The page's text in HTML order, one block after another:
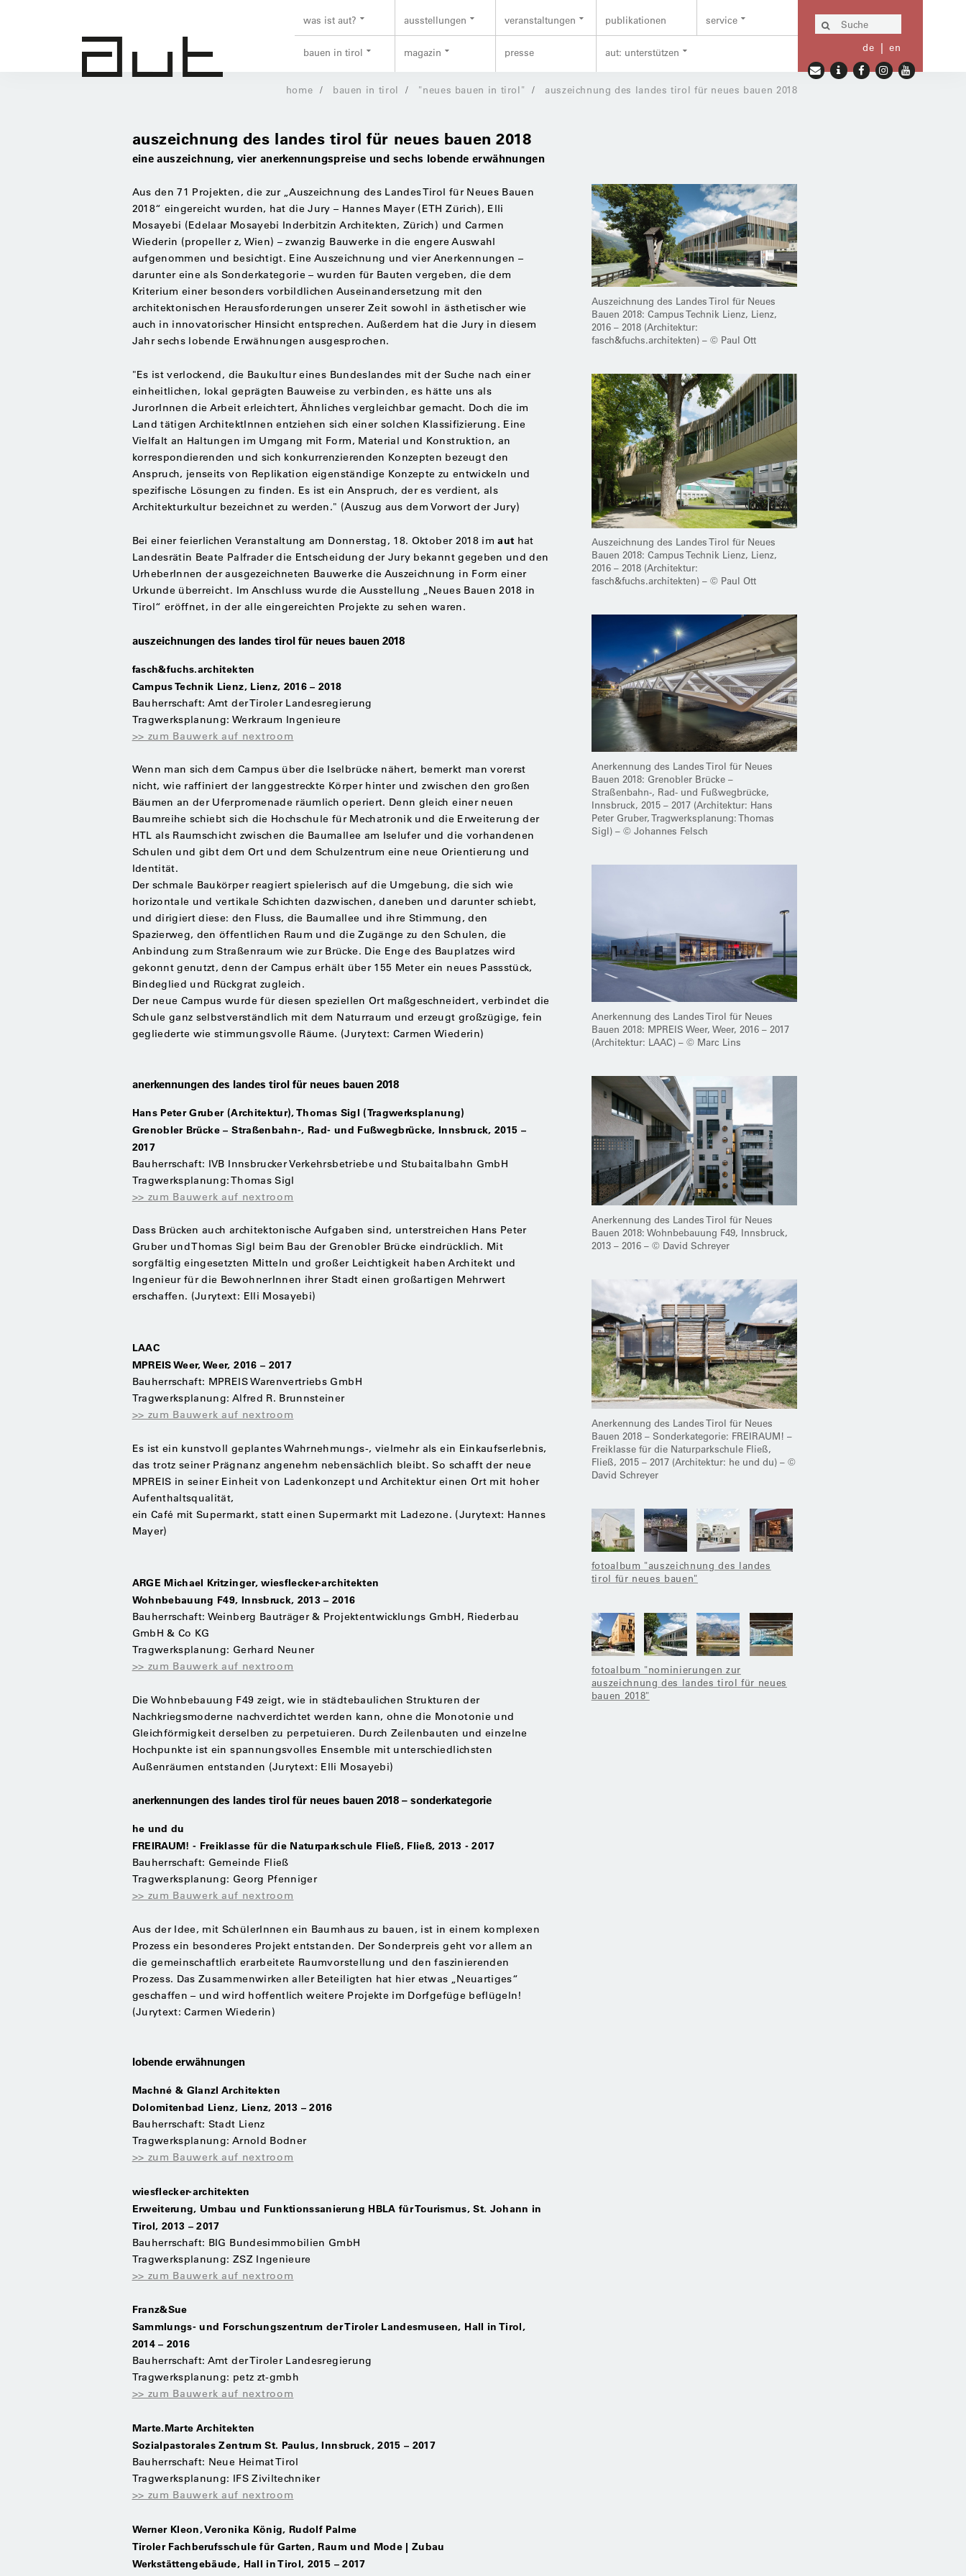
de en
was ist aut? ausstellungen veranstaltungen publikationen service
bauen in tirol magazin presse aut: unterstützen
home bauen in tirol "neues bauen in tirol" auszeichnung des landes tirol für neues bauen 2018
auszeichnung des landes tirol für neues bauen 2018
eine auszeichnung, vier anerkennungspreise und sechs lobende erwähnungen
Auszeichnung des Landes Tirol für Neues
Bauen 2018: Campus Technik Lienz, Lienz,
2016 – 2018 (Architektur:
fasch&fuchs.architekten) – © Paul Ott
Aus den 71 Projekten, die zur „Auszeichnung des Landes Tirol für Neues Bauen
2018“ eingereicht wurden, hat die Jury – Hannes Mayer (ETH Zürich), Elli
Mosayebi (Edelaar Mosayebi Inderbitzin Architekten, Zürich) und Carmen
Wiederin (propeller z, Wien) – zwanzig Bauwerke in die engere Auswahl
aufgenommen und besichtigt. Eine Auszeichnung und vier Anerkennungen –
darunter eine als Sonderkategorie – wurden für Bauten vergeben, die dem
Kriterium einer besonders vorbildlichen Auseinandersetzung mit den
architektonischen Herausforderungen unserer Zeit sowohl in ästhetischer wie
auch in innovatorischer Hinsicht entsprechen. Außerdem hat die Jury in diesem
Jahr sechs lobende Erwähnungen ausgesprochen.
"Es ist verlockend, die Baukultur eines Bundeslandes mit der Suche nach einer
einheitlichen, lokal geprägten Bauweise zu verbinden, es hätte uns als
JurorInnen die Arbeit erleichtert, Ähnliches vergleichbar gemacht. Doch die im
Land tätigen ArchitektInnen entziehen sich einer solchen Klassifizierung. Eine
Vielfalt an Haltungen im Umgang mit Form, Material und Konstruktion, an
korrespondierenden und sich konkurrenzierenden Konzepten bezeugt den
Anspruch, jenseits von Replikation eigenständige Konzepte zu entwickeln und
spezifische Lösungen zu finden. Es ist ein Anspruch, der es verdient, als
Architekturkultur bezeichnet zu werden." (Auszug aus dem Vorwort der Jury)
Bei einer feierlichen Veranstaltung am Donnerstag, 18. Oktober 2018 imauthat
Landesrätin Beate Palfrader die Entscheidung der Jury bekannt gegeben und den
UrheberInnen der ausgezeichneten Bauwerke die Auszeichnung in Form einer
Urkunde überreicht. Im Anschluss wurde die Ausstellung „Neues Bauen 2018 in
Tirol“ eröffnet, in der alle eingereichten Projekte zu sehen waren.
auszeichnungen des landes tirol für neues bauen 2018
fasch&fuchs.architekten
Campus Technik Lienz, Lienz, 2016 – 2018
Bauherrschaft: Amt der Tiroler Landesregierung
Tragwerksplanung: Werkraum Ingenieure
>> zum Bauwerk auf nextroom
Wenn man sich dem Campus über die Iselbrücke nähert, bemerkt man vorerst
nicht, wie raffiniert der langgestreckte Körper hinter und zwischen den großen
Bäumen an der Uferpromenade räumlich operiert. Denn gleich einer neuen
Baumreihe schiebt sich die Hochschule für Mechatronik und die Erweiterung der
HTL als Raumschicht zwischen die Baumallee am Iselufer und die vorhandenen
Schulen und gibt dem Ort und dem Schulzentrum eine neue Orientierung und
Identität.
Der schmale Baukörper reagiert spielerisch auf die Umgebung, die sich wie
horizontale und vertikale Schichten dazwischen, daneben und darunter schiebt,
und dirigiert diese: den Fluss, die Baumallee und ihre Stimmung, den
Spazierweg, den öffentlichen Raum und die Zugänge zu den Schulen, die
Anbindung zum Straßenraum wie zur Brücke. Die Enge des Bauplatzes wird
gekonnt genutzt, denn der Campus erhält über 155 Meter ein neues Passstück,
Bindeglied und Rückgrat zugleich.
Der neue Campus wurde für diesen speziellen Ort maßgeschneidert, verbindet die
Schule ganz selbstverständlich mit dem Naturraum und erzeugt großzügige, fein
gegliederte wie stimmungsvolle Räume. (Jurytext: Carmen Wiederin)
anerkennungen des landes tirol für neues bauen 2018
Hans Peter Gruber (Architektur), Thomas Sigl (Tragwerksplanung)
Grenobler Brücke – Straßenbahn-, Rad- und Fußwegbrücke, Innsbruck, 2015 –
2017
Bauherrschaft: IVB Innsbrucker Verkehrsbetriebe und ­Stubaitalbahn GmbH
Tragwerksplanung: Thomas Sigl
>> zum Bauwerk auf nextroom
Dass Brücken auch architektonische Aufgaben sind, unterstreichen Hans Peter
Gruber und Thomas Sigl beim Bau der Grenobler Brücke eindrücklich. Mit
sorgfältig eingesetzten ­Mitteln und großer Leichtigkeit haben Architekt und
Ingenieur für die BewohnerInnen ihrer Stadt einen großartigen Mehrwert
erschaffen. (Jurytext: Elli Mosayebi)
LAAC
MPREIS Weer, Weer, 2016 – 2017
Bauherrschaft: MPREIS Warenvertriebs GmbH
Tragwerksplanung: Alfred R. Brunnsteiner
>> zum Bauwerk auf nextroom
Es ist ein kunstvoll geplantes Wahrnehmungs-, vielmehr als ein Einkaufserlebnis,
das ­trotz seiner Prägnanz angenehm nebensächlich bleibt. So schafft der neue
MPREIS in seiner Einheit von Ladenkonzept und Architektur einen Ort mit hoher
Aufenthaltsqualität,
ein Café mit Supermarkt, statt einen Supermarkt mit Ladezone. (Jurytext: Hannes
Mayer)
ARGE Michael Kritzinger, wiesflecker-architekten
Wohnbebauung F49, Innsbruck, 2013 – 2016
Bauherrschaft: Weinberg Bauträger & Projektentwicklungs GmbH, Riederbau
GmbH & Co KG
Tragwerksplanung: Gerhard Neuner
>> zum Bauwerk auf nextroom
Die Wohnbebauung F49 zeigt, wie in städtebaulichen Strukturen der
Nachkriegsmoderne nachverdichtet werden kann, ohne die Monotonie und
Gleichförmigkeit derselben zu perpetuieren. Durch Zeilenbauten und einzelne
Hochpunkte ist ein spannungsvolles Ensemble mit unterschiedlichsten
Außenräumen entstanden (Jurytext: Elli Mosayebi)
anerkennungen des landes tirol für neues bauen 2018 – sonderkategorie
he und du
FREIRAUM! - Freiklasse für die Naturparkschule Fließ, Fließ, 2013 - 2017
Bauherrschaft: Gemeinde Fließ
Tragwerksplanung: Georg Pfenniger
>> zum Bauwerk auf nextroom
Aus der Idee, mit SchülerInnen ein Baumhaus zu bauen, ist in einem komplexen
Prozess ein besonderes Projekt entstanden. Der Sonderpreis geht vor allem an
die gemeinschaftlich erarbeitete Raumvorstellung und den faszinierenden
Prozess. Das Zusammenwirken aller Beteiligten hat hier etwas „Neuartiges“
geschaffen – und wird hoffentlich weitere Projekte im Dorfgefüge beflügeln!
(Jurytext: Carmen Wiederin)
lobende erwähnungen
Machné & Glanzl Architekten
Dolomitenbad Lienz, Lienz, 2013 – 2016
Bauherrschaft: Stadt Lienz
Tragwerksplanung: Arnold Bodner
>> zum Bauwerk auf nextroom
wiesflecker-architekten
Erweiterung, Umbau und Funktionssanierung HBLA für Tourismus, St. Johann in
Tirol, 2013 – 2017
Bauherrschaft: BIG Bundesimmobilien GmbH
Tragwerksplanung: ZSZ Ingenieure
>> zum Bauwerk auf nextroom
Franz&Sue
Sammlungs- und Forschungszentrum der Tiroler Landesmuseen, Hall in Tirol,
2014 – 2016
Bauherrschaft: Amt der Tiroler Landesregierung
Tragwerksplanung: petz zt-gmbh
>> zum Bauwerk auf nextroom
Marte.Marte Architekten
Sozialpastorales Zentrum St. Paulus, Innsbruck, 2015 – 2017
Bauherrschaft: Neue Heimat Tirol
Tragwerksplanung: IFS Ziviltechniker
>> zum Bauwerk auf nextroom
Werner Kleon, Veronika König, Rudolf Palme
Tiroler Fachberufsschule für Garten, Raum und Mode | Zubau
Werkstättengebäude, Hall in Tirol, 2015 – 2017
Auszeichnung des Landes Tirol für Neues
Bauen 2018: Campus Technik Lienz, Lienz,
2016 – 2018 (Architektur:
fasch&fuchs.architekten) – © Paul Ott
Anerkennung des Landes Tirol für Neues
Bauen 2018: Grenobler Brücke –
Straßenbahn-, Rad- und Fußwegbrücke,
Innsbruck, 2015 – 2017 (Architektur: Hans
Peter Gruber, Tragwerksplanung: Thomas
Sigl) – © Johannes Felsch
Anerkennung des Landes Tirol für Neues
Bauen 2018: MPREIS Weer, Weer, 2016 – 2017
(Architektur: LAAC) – © Marc Lins
Anerkennung des Landes Tirol für Neues
Bauen 2018: Wohnbebauung F49, Innsbruck,
2013 – 2016 – © David Schreyer
Anerkennung des Landes Tirol für Neues
Bauen 2018 – Sonderkategorie: FREIRAUM! –
Freiklasse für die Naturparkschule Fließ,
Fließ, 2015 – 2017 (Architektur: he und du) – ©
David Schreyer
fotoalbum "auszeichnung des landes
tirol für neues bauen"
fotoalbum "nominierungen zur
auszeichnung des landes tirol für neues
bauen 2018"